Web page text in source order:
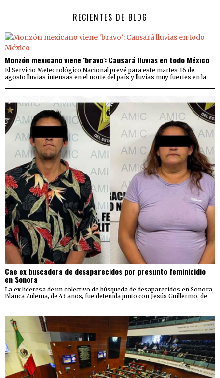
RECIENTES DE BLOG
Monzón mexicano viene ‘bravo’: Causará lluvias en todo México
El Servicio Meteorológico Nacional prevé para este martes 16 de
agosto lluvias intensas en el norte del país y lluvias muy fuertes en la
Cae ex buscadora de desaparecidos por presunto feminicidio
en Sonora
La ex lideresa de un colectivo de búsqueda de desaparecidos en Sonora,
Blanca Zulema, de 43 años, fue detenida junto con Jesús Guillermo, de